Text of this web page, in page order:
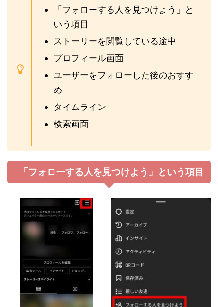
「フォローする人を見つけよう」と
いう項目
ストーリーを閲覧している途中
プロフィール画面
ユーザーをフォローした後のおすす
め
タイムライン
検索画面
「フォローする人を見つけよう」という項目